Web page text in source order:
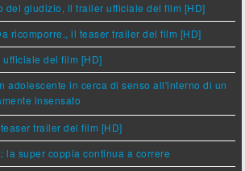
del giudizio, il trailer ufficiale del film [HD]
ricomporre., il teaser trailer del film [HD]
del film [HD]
adolescente in cerca di senso all'interno di un
insensato
trailer del film [HD]
la super coppia continua a correre